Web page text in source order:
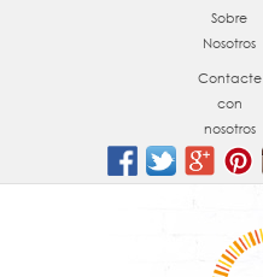
Sobre
Nosotros
Contacte
con
nosotros